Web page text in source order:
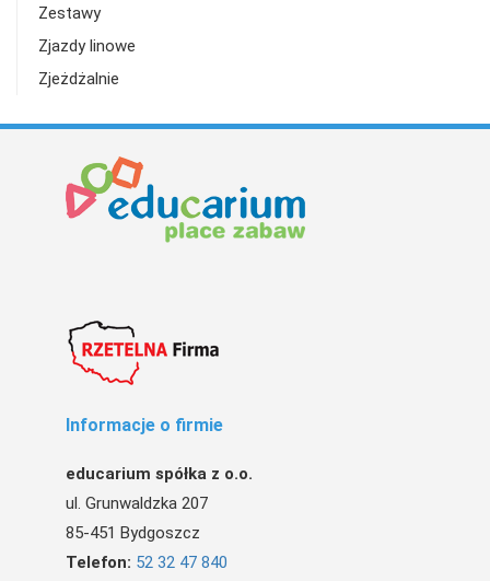
Zestawy
Zjazdy linowe
Zjeżdżalnie
Informacje o firmie
educarium spółka z o.o.
ul. Grunwaldzka 207
85-451 Bydgoszcz
Telefon: 52 32 47 840